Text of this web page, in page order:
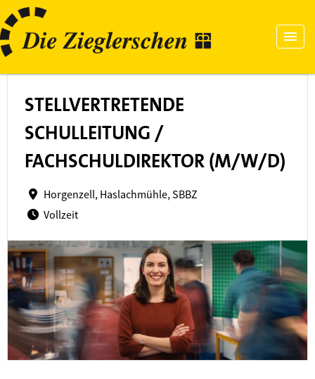
STELLVERTRETENDE
SCHULLEITUNG /
FACHSCHULDIREKTOR (M/W/D)
Horgenzell, Haslachmühle, SBBZ
Vollzeit